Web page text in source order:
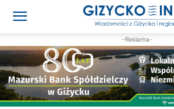
-Reklama-